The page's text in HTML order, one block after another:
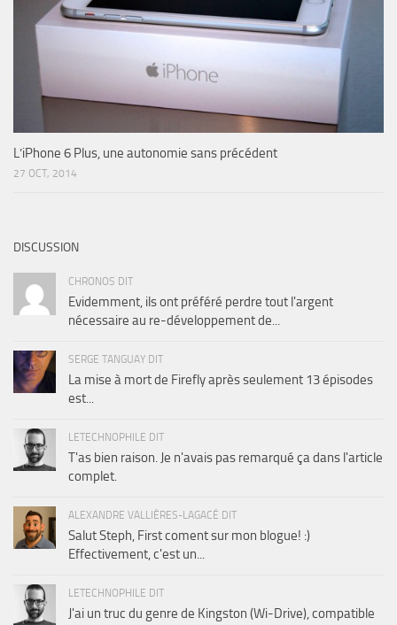
L’iPhone 6 Plus, une autonomie sans précédent
27 OCT, 2014
DISCUSSION
CHRONOS DIT
Evidemment, ils ont préféré perdre tout l'argent
nécessaire au re-développement de...
SERGE TANGUAY DIT
La mise à mort de Firefly après seulement 13 épisodes
est...
LETECHNOPHILE DIT
T'as bien raison. Je n'avais pas remarqué ça dans l'article
complet.
ALEXANDRE VALLIÈRES-LAGACÉ DIT
Salut Steph, First coment sur mon blogue! :)
Effectivement, c'est un...
LETECHNOPHILE DIT
J'ai un truc du genre de Kingston (Wi-Drive), compatible